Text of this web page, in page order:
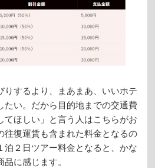
りするより、まあまあ、いいホテ
たい。だから目的地までの交通費
てほしい」と言う人はこちらがお
往復運賃も含まれた料金となるの
泊２日ツアー料金となると、かな
に感じます。